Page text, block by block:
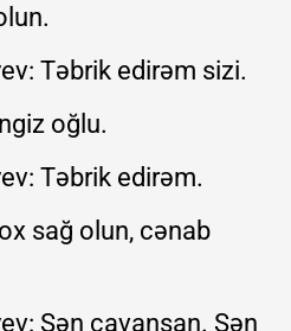
Təbrik edirəm sizi.
oğlu.
Təbrik edirəm.
sağ olun, cənab
Sən cavansan. Sən